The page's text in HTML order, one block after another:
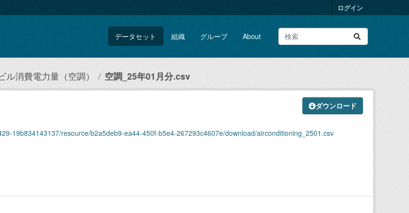
ログイン
データセット 組織 グループ About
ル消費電力量（空調） 空調_25年01月分.csv
ダウンロード
19b834143137/resource/b2a5deb9-ea44-450f-b5e4-267293c4607e/download/airconditioning_2501.csv